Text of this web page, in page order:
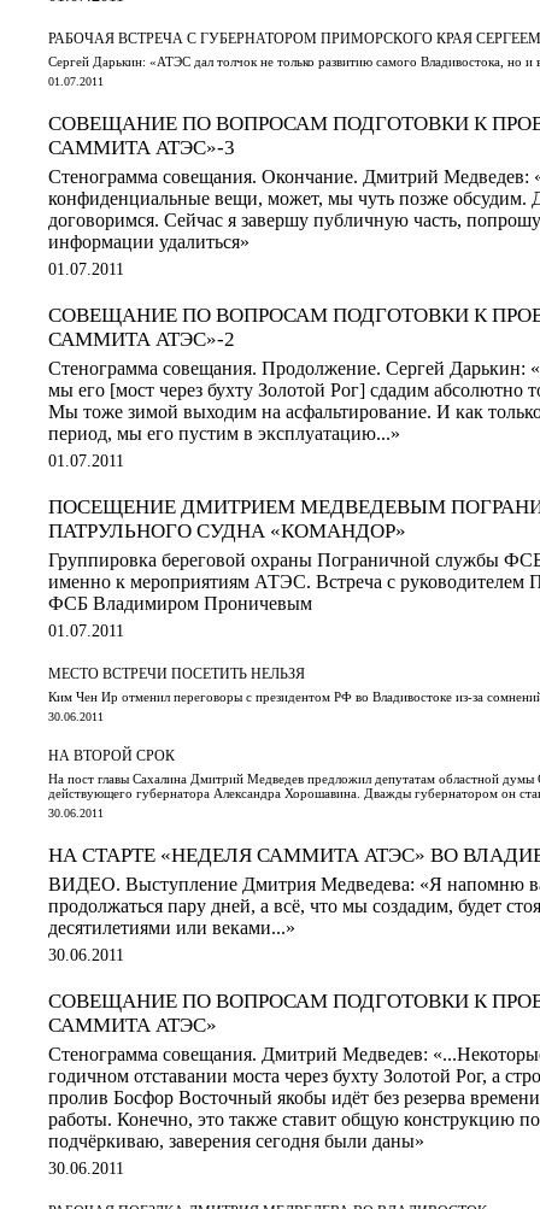
РАБОЧАЯ ВСТРЕЧА С ГУБЕРНАТОРОМ ПРИМОРСКОГО КРАЯ
Сергей Дарькин: «АТЭС дал толчок не только развитию самого Владивостока, но и
01.07.2011
СОВЕЩАНИЕ ПО ВОПРОСАМ ПОДГОТОВКИ К
САММИТА АТЭС»-3
Стенограмма совещания. Окончание. Дмитрий Медведев:
конфиденциальные вещи, может, мы чуть позже обсудим.
договоримся. Сейчас я завершу публичную часть,
информации удалиться»
01.07.2011
СОВЕЩАНИЕ ПО ВОПРОСАМ ПОДГОТОВКИ К
САММИТА АТЭС»-2
Стенограмма совещания. Продолжение. Сергей Дарькин:
мы его [мост через бухту Золотой Рог] сдадим абсолютно
Мы тоже зимой выходим на асфальтирование. И как
период, мы его пустим в эксплуатацию...»
01.07.2011
ПОСЕЩЕНИЕ ДМИТРИЕМ МЕДВЕДЕВЫМ
ПАТРУЛЬНОГО СУДНА «КОМАНДОР»
Группировка береговой охраны Пограничной службы ФСБ
именно к мероприятиям АТЭС. Встреча с руководителем
ФСБ Владимиром Проничевым
01.07.2011
МЕСТО ВСТРЕЧИ ПОСЕТИТЬ НЕЛЬЗЯ
Ким Чен Ир отменил переговоры с президентом РФ во Владивостоке из-за
30.06.2011
НА ВТОРОЙ СРОК
На пост главы Сахалина Дмитрий Медведев предложил депутатам областной думы
действующего губернатора Александра Хорошавина. Дважды губернатором он
30.06.2011
НА СТАРТЕ «НЕДЕЛЯ САММИТА АТЭС» ВО
ВИДЕО. Выступление Дмитрия Медведева: «Я напомню
продолжаться пару дней, а всё, что мы создадим, будет
десятилетиями или веками...»
30.06.2011
СОВЕЩАНИЕ ПО ВОПРОСАМ ПОДГОТОВКИ К
САММИТА АТЭС»
Стенограмма совещания. Дмитрий Медведев:
годичном отставании моста через бухту Золотой Рог, а
пролив Босфор Восточный якобы идёт без резерва
работы. Конечно, это также ставит общую конструкцию
подчёркиваю, заверения сегодня были даны»
30.06.2011